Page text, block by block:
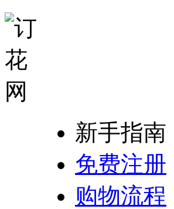
新手指南
免费注册
购物流程